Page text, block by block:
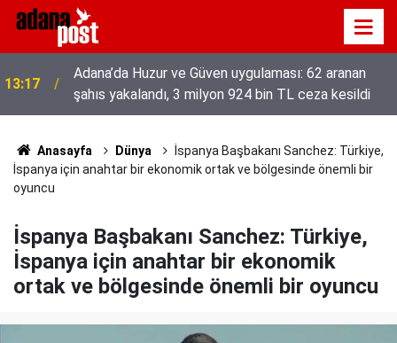
13:01
52 yıldır el emeğiyle üretiyor, mesleğin yok
olmamasına karşı direniyor
Anasayfa Dünya
İspanya Başbakanı Sanchez: Türkiye,
İspanya için anahtar bir ekonomik ortak ve bölgesinde önemli bir
oyuncu
İspanya Başbakanı Sanchez: Türkiye,
İspanya için anahtar bir ekonomik
ortak ve bölgesinde önemli bir oyuncu